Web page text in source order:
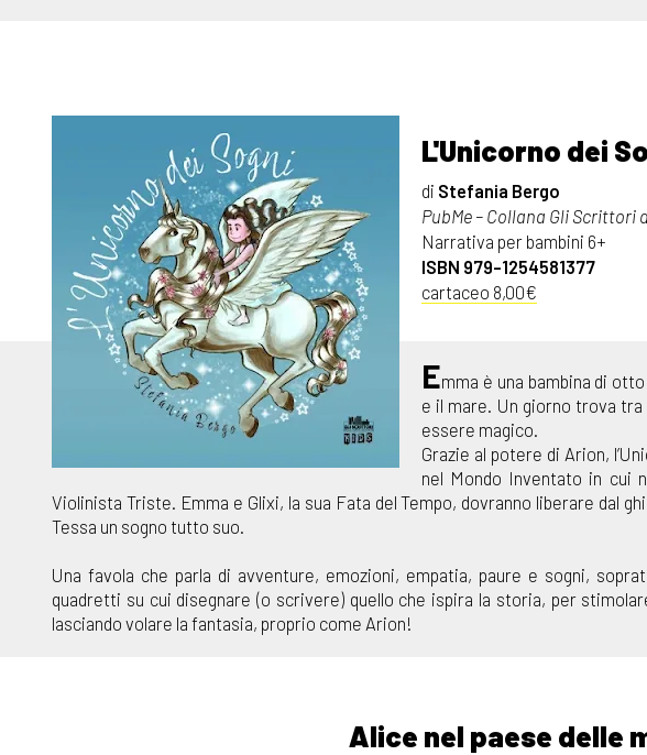
L'Unicorno dei
di Stefania Bergo
PubMe – Collana Gli Scrittori
Narrativa per bambini 6+
ISBN 979-1254581377
cartaceo 8,00€
Emma è una bambina di
e il mare. Un giorno trova
essere magico.
Grazie al potere di Arion,
nel Mondo Inventato in cui
Violinista Triste. Emma e Glixi, la sua Fata del Tempo, dovranno liberare dal
Tessa un sogno tutto suo.
Una favola che parla di avventure, emozioni, empatia, paure e sogni,
quadretti su cui disegnare (o scrivere) quello che ispira la storia, per
lasciando volare la fantasia, proprio come Arion!
Alice nel paese delle